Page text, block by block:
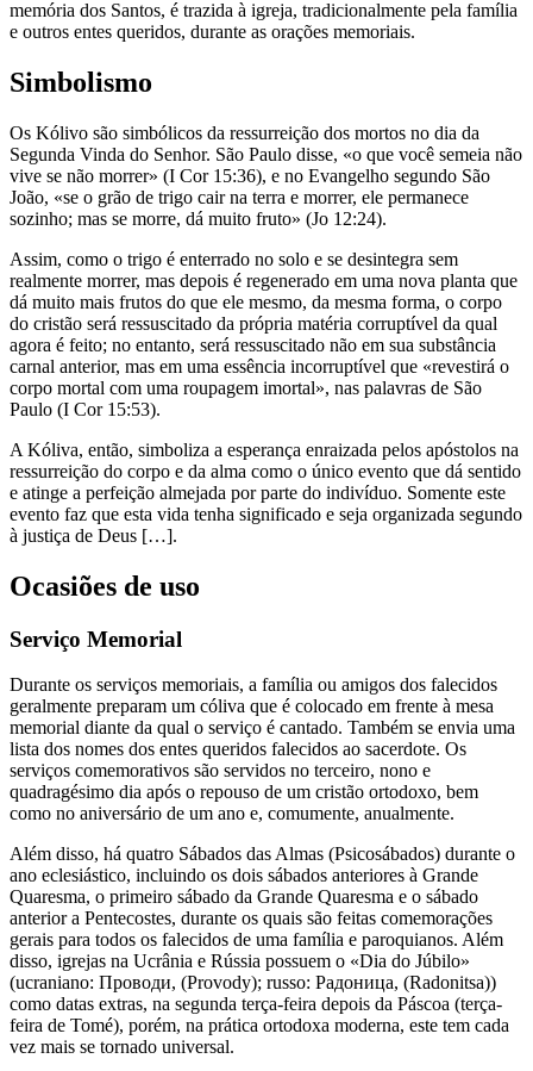
memória dos Santos, é trazida à igreja, tradicionalmente pela família
e outros entes queridos, durante as orações memoriais.
Simbolismo
Os Kólivo são simbólicos da ressurreição dos mortos no dia da
Segunda Vinda do Senhor. São Paulo disse, «o que você semeia não
vive se não morrer» (I Cor 15:36), e no Evangelho segundo São
João, «se o grão de trigo cair na terra e morrer, ele permanece
sozinho; mas se morre, dá muito fruto» (Jo 12:24).
Assim, como o trigo é enterrado no solo e se desintegra sem
realmente morrer, mas depois é regenerado em uma nova planta que
dá muito mais frutos do que ele mesmo, da mesma forma, o corpo
do cristão será ressuscitado da própria matéria corruptível da qual
agora é feito; no entanto, será ressuscitado não em sua substância
carnal anterior, mas em uma essência incorruptível que «revestirá o
corpo mortal com uma roupagem imortal», nas palavras de São
Paulo (I Cor 15:53).
A Kóliva, então, simboliza a esperança enraizada pelos apóstolos na
ressurreição do corpo e da alma como o único evento que dá sentido
e atinge a perfeição almejada por parte do indivíduo. Somente este
evento faz que esta vida tenha significado e seja organizada segundo
à justiça de Deus […].
Ocasiões de uso
Serviço Memorial
Durante os serviços memoriais, a família ou amigos dos falecidos
geralmente preparam um cóliva que é colocado em frente à mesa
memorial diante da qual o serviço é cantado. Também se envia uma
lista dos nomes dos entes queridos falecidos ao sacerdote. Os
serviços comemorativos são servidos no terceiro, nono e
quadragésimo dia após o repouso de um cristão ortodoxo, bem
como no aniversário de um ano e, comumente, anualmente.
Além disso, há quatro Sábados das Almas (Psicosábados) durante o
ano eclesiástico, incluindo os dois sábados anteriores à Grande
Quaresma, o primeiro sábado da Grande Quaresma e o sábado
anterior a Pentecostes, durante os quais são feitas comemorações
gerais para todos os falecidos de uma família e paroquianos. Além
disso, igrejas na Ucrânia e Rússia possuem o «Dia do Júbilo»
(ucraniano: Проводи, (Provody); russo: Радоница, (Radonitsa))
como datas extras, na segunda terça-feira depois da Páscoa (terça-
feira de Tomé), porém, na prática ortodoxa moderna, este tem cada
vez mais se tornado universal.